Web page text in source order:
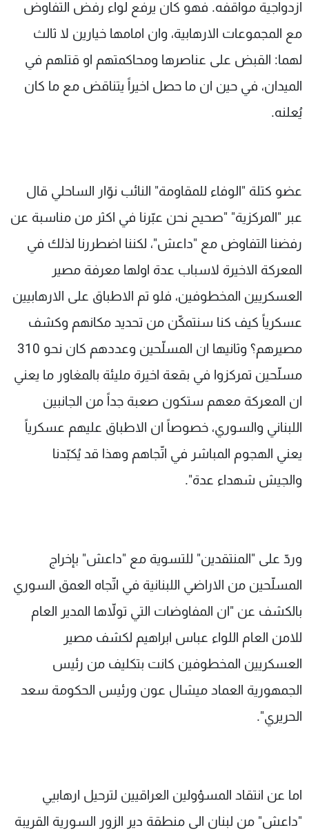
ازدواجية مواقفه. فهو كان يرفع لواء رفض التفاوض
مع المجموعات الارهابية، وان امامها خيارين لا ثالث
لهما: القبض على عناصرها ومحاكمتهم او قتلهم في
الميدان، في حين ان ما حصل اخيراً يتناقض مع ما كان
يُعلنه.
عضو كتلة "الوفاء للمقاومة" النائب نوّار الساحلي قال
عبر "المركزية" "صحيح نحن عبّرنا في اكثر من مناسبة عن
رفضنا التفاوض مع "داعش"، لكننا اضطررنا لذلك في
المعركة الاخيرة لاسباب عدة اولها معرفة مصير
العسكريين المخطوفين، فلو تم الاطباق على الارهابيين
عسكرياً كيف كنا سنتمكّن من تحديد مكانهم وكشف
مصيرهم؟ وثانيها ان المسلّحين وعددهم كان نحو 310
مسلّحين تمركزوا في بقعة اخيرة مليئة بالمغاور ما يعني
ان المعركة معهم ستكون صعبة جداً من الجانبين
اللبناني والسوري، خصوصاً ان الاطباق عليهم عسكرياً
يعني الهجوم المباشر في اتّجاهم وهذا قد يُكبّدنا
والجيش شهداء عدة".
وردّ على "المنتقدين" للتسوية مع "داعش" بإخراج
المسلّحين من الاراضي اللبنانية في اتّجاه العمق السوري
بالكشف عن "ان المفاوضات التي تولاّها المدير العام
للامن العام اللواء عباس ابراهيم لكشف مصير
العسكريين المخطوفين كانت بتكليف من رئيس
الجمهورية العماد ميشال عون ورئيس الحكومة سعد
الحريري".
اما عن انتقاد المسؤولين العراقيين لترحيل ارهابيي
"داعش" من لبنان الى منطقة دير الزور السورية القريبة